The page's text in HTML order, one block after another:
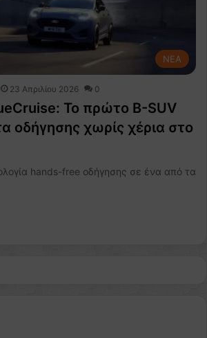
NEA
23 Απριλίου 2026 0
Το πρώτο B-SUV
οδήγησης χωρίς χέρια στο
hands-free οδήγησης σε ένα από τα